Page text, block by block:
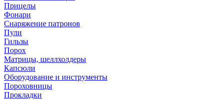
Прицелы
Фонари
Снаряжение патронов
Пули
Гильзы
Порох
Матрицы, шеллхолдеры
Капсюли
Оборудование и инструменты
Пороховницы
Прокладки